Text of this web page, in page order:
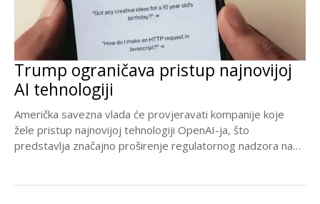
Trump ograničava pristup najnovijoj
AI tehnologiji
Američka savezna vlada će provjeravati kompanije koje
žele pristup najnovijoj tehnologiji OpenAI-ja, što
predstavlja značajno proširenje regulatornog nadzora nad